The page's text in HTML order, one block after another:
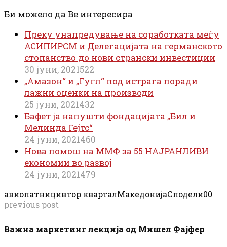
Би можело да Ве интересира
Преку унапредување на соработката меѓу
АСИПИРСМ и Делегацијата на германското
стопанство до нови странски инвестиции
30 јуни, 2021522
„Амазон“ и „Гугл“ под истрага поради
лажни оценки на производи
25 јуни, 2021432
Бафет ја напушти фондацијата „Бил и
Мелинда Гејтс“
24 јуни, 2021460
Нова помош на ММФ за 55 НАЈРАНЛИВИ
економии во развој
24 јуни, 2021479
авиопатницивтор кварталМакедонијаСподели00
previous post
Важна маркетинг лекција од Мишел Фајфер